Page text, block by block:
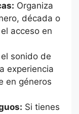
Organiza
década o
acceso en
sonido de
experiencia
en géneros
Si tienes